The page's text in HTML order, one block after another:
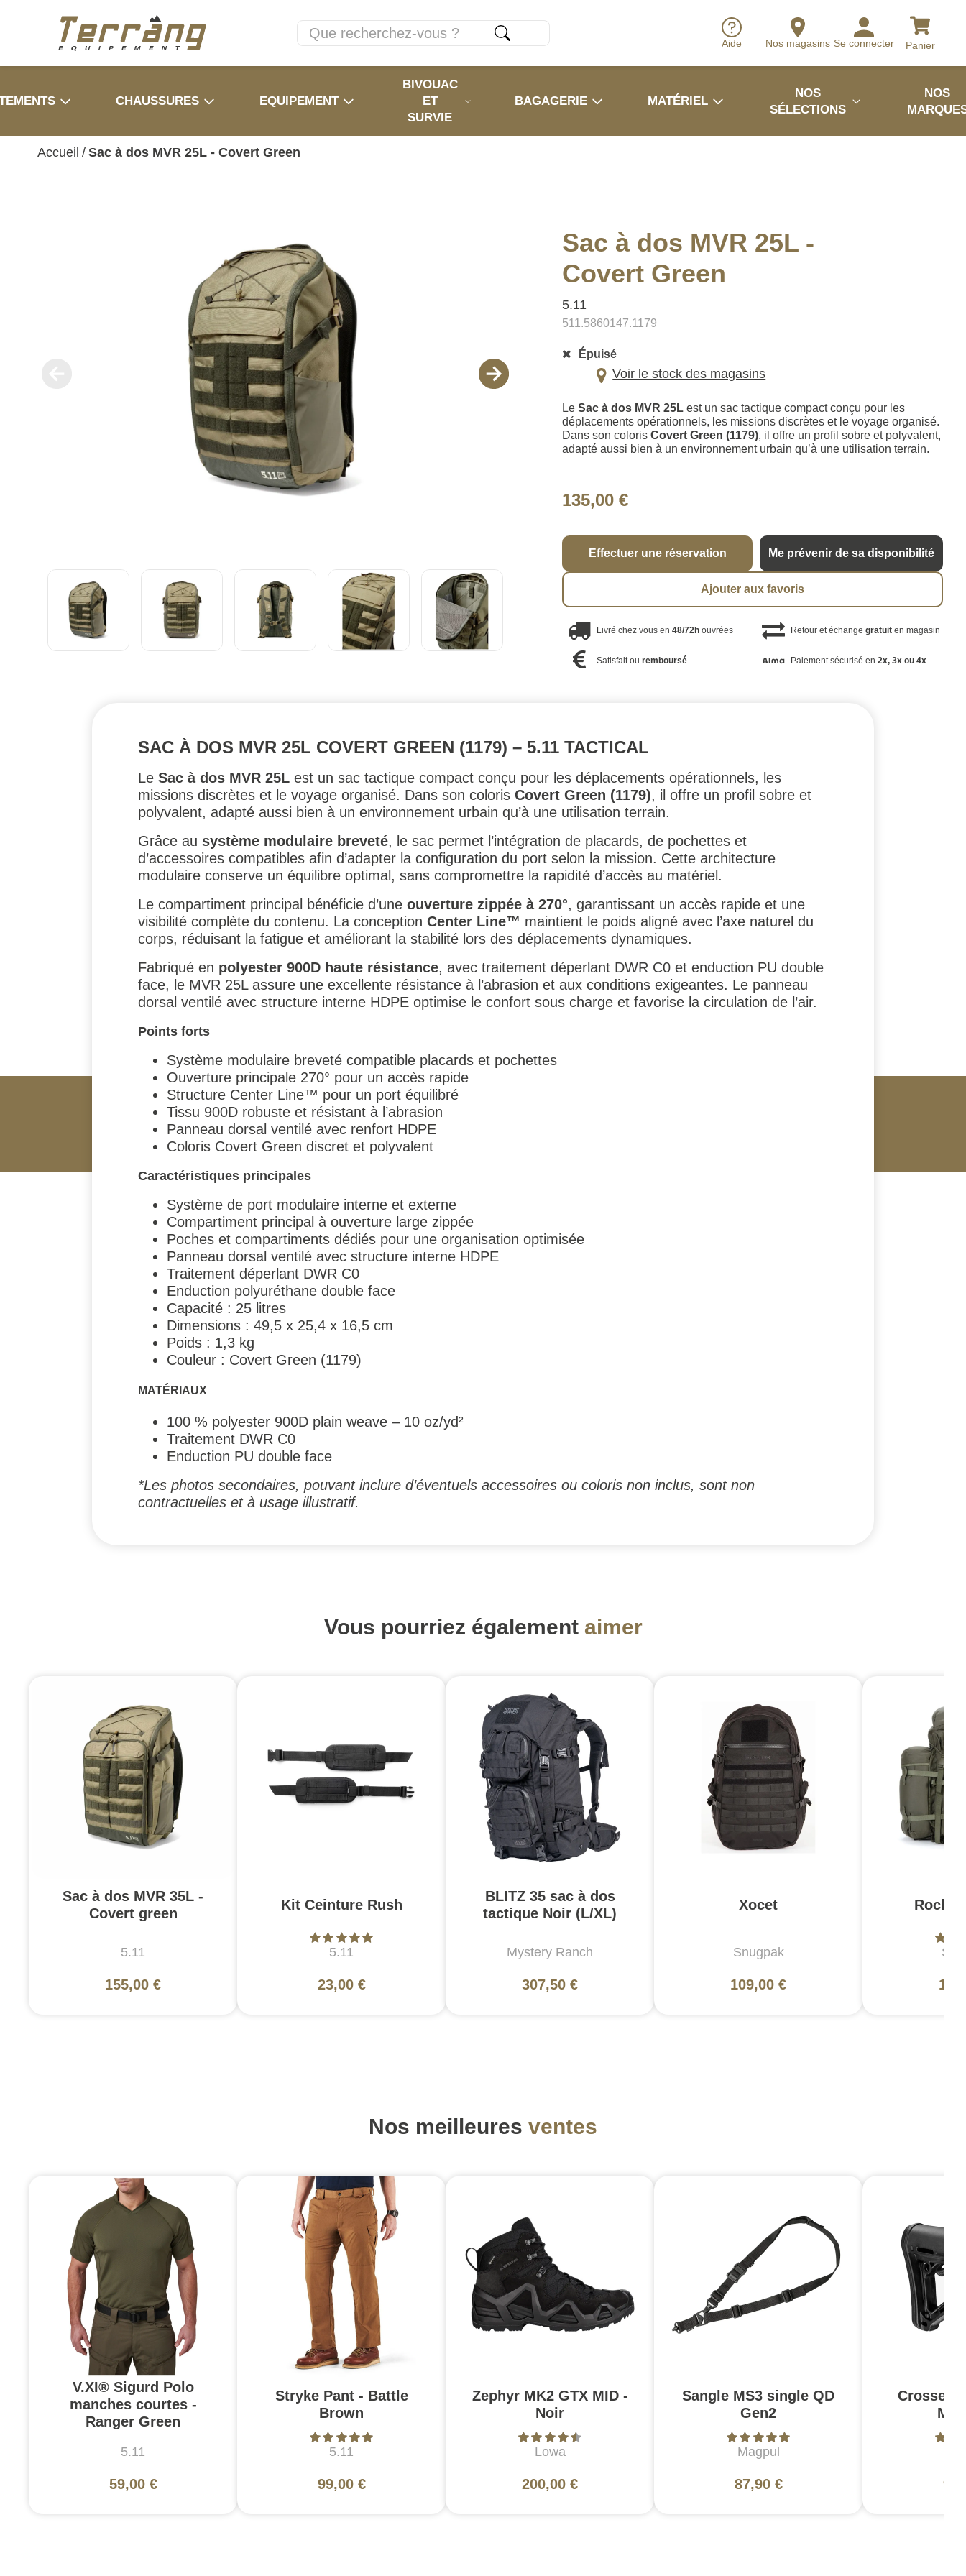
Aide Nos magasins Se connecter Panier
CHAUSSURES EQUIPEMENT
BIVOUAC
ET
SURVIE
BAGAGERIE MATÉRIEL
NOS
SÉLECTIONS
NOS
Accueil / Sac à dos MVR 25L - Covert Green
Sac à dos MVR 25L -
Covert Green
5.11
511.5860147.1179
Épuisé
Voir le stock des magasins
LeSac à dos MVR 25L est un sac tactique compact conçu pour les
déplacements opérationnels, les missions discrètes et le voyage organisé.
Dans son colorisCovert Green (1179), il offre un profil sobre et polyvalent,
adapté aussi bien à un environnement urbain qu’à une utilisation terrain.
135,00 €
Effectuer une réservation Me prévenir de sa disponibilité
Ajouter aux favoris
Livré chez vous en48/72h ouvrées Retour et échange gratuiten magasin
Satisfait ouremboursé Paiement sécurisé en 2x, 3x ou 4x
SAC À DOS MVR 25L COVERT GREEN (1179) – 5.11 TACTICAL
Le Sac à dos MVR 25L est un sac tactique compact conçu pour les déplacements opérationnels, les
missions discrètes et le voyage organisé. Dans son coloris Covert Green (1179), il offre un profil sobre et
polyvalent, adapté aussi bien à un environnement urbain qu’à une utilisation terrain.
Grâce au système modulaire breveté, le sac permet l’intégration de placards, de pochettes et
d’accessoires compatibles afin d’adapter la configuration du port selon la mission. Cette architecture
modulaire conserve un équilibre optimal, sans compromettre la rapidité d’accès au matériel.
Le compartiment principal bénéficie d’une ouverture zippée à 270°, garantissant un accès rapide et une
visibilité complète du contenu. La conception Center Line™ maintient le poids aligné avec l’axe naturel du
corps, réduisant la fatigue et améliorant la stabilité lors des déplacements dynamiques.
Fabriqué en polyester 900D haute résistance, avec traitement déperlant DWR C0 et enduction PU double
face, le MVR 25L assure une excellente résistance à l’abrasion et aux conditions exigeantes. Le panneau
dorsal ventilé avec structure interne HDPE optimise le confort sous charge et favorise la circulation de l’air.
Points forts
Système modulaire breveté compatible placards et pochettes
Ouverture principale 270° pour un accès rapide
Structure Center Line™ pour un port équilibré
Tissu 900D robuste et résistant à l’abrasion
Panneau dorsal ventilé avec renfort HDPE
Coloris Covert Green discret et polyvalent
Caractéristiques principales
Système de port modulaire interne et externe
Compartiment principal à ouverture large zippée
Poches et compartiments dédiés pour une organisation optimisée
Panneau dorsal ventilé avec structure interne HDPE
Traitement déperlant DWR C0
Enduction polyuréthane double face
Capacité : 25 litres
Dimensions : 49,5 x 25,4 x 16,5 cm
Poids : 1,3 kg
Couleur : Covert Green (1179)
MATÉRIAUX
100 % polyester 900D plain weave – 10 oz/yd²
Traitement DWR C0
Enduction PU double face
*Les photos secondaires, pouvant inclure d’éventuels accessoires ou coloris non inclus, sont non
contractuelles et à usage illustratif.
Vous pourriez également aimer
Sac à dos MVR 35L -
Covert green
5.11
155,00 €
Kit Ceinture Rush
5.11
23,00 €
BLITZ 35 sac à dos
tactique Noir (L/XL)
Mystery Ranch
307,50 €
Xocet
Snugpak
109,00 €
Nos meilleures ventes
V.XI® Sigurd Polo
manches courtes -
Ranger Green
5.11
59,00 €
Stryke Pant - Battle
Brown
5.11
99,00 €
Zephyr MK2 GTX MID -
Noir
Lowa
200,00 €
Sangle MS3 single QD
Gen2
Magpul
87,90 €
Crosse
Mil-